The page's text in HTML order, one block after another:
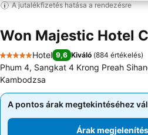
A jutalékfizetés hatása a rendezésre
Won Majestic Hotel
5 Kategória
Hotel 9,6 Kiváló (884 értékelés)
Phum 4, Sangkat 4 Krong Preah
Kambodzsa
A pontos árak megtekintéséhez
Árak
A pontos árak megtekintéséhez
Árak